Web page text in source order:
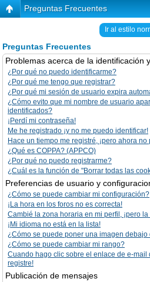
Preguntas Frecuentes
Ir al estilo
Preguntas Frecuentes
Problemas acerca de la identificación
¿Por qué no puedo identificarme?
¿Por qué me tengo que registrar?
¿Por qué mi sesión de usuario expira
¿Cómo evito que mi nombre de usuario
identificados?
¡Perdí mi contraseña!
Me he registrado ¡y no me puedo identificar!
Hace un tiempo me registré, ¡pero ahora
¿Qué es COPPA? (APPCO)
¿Por qué no puedo registrarme?
¿Cuál es la función de "Borrar todas las
Preferencias de usuario y
¿Cómo se puede cambiar mi configuración?
¡La hora en los foros no es correcta!
Cambié la zona horaria en mi perfil, ¡pero
¡Mi idioma no está en la lista!
¿Cómo se puede poner una imagen
¿Cómo se puede cambiar mi rango?
Cuando hago clic sobre el enlace de e-mail
registre!
Publicación de mensajes